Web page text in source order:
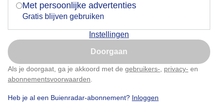
Met persoonlijke advertenties
Gratis blijven gebruiken
Instellingen
Doorgaan
Als je doorgaat, ga je akkoord met de gebruikers- privacy- en
abonnementsvoorwaarden
Heb je al een Buienradar-abonnement? Inloggen
Nu niet, misschien later
Klik hierom dit aan te passen